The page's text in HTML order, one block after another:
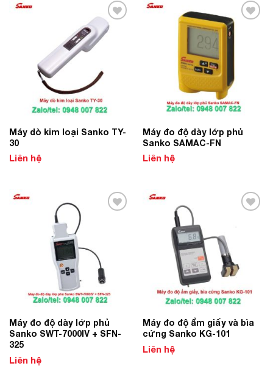
Add to
Wishlist
Máy dò kim loại Sanko TY-
30
Liên hệ
Wishlist
Máy đo độ dày lớp phủ
Sanko SAMAC-FN
Liên hệ
Máy đo độ dày lớp phủ
Sanko SWT-7000Ⅳ + SFN-
325
Liên hệ
Máy đo độ ẩm giấy và bìa
cứng Sanko KG-101
Liên hệ